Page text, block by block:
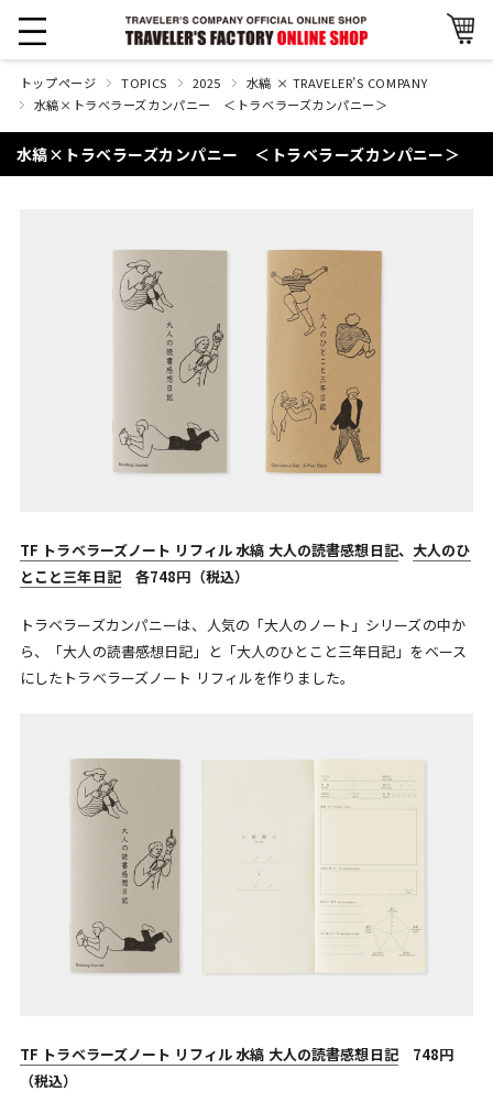
トップページ TOPICS 2025
水縞 × TRAVELER’S COMPANY
水縞×トラベラーズカンパニー ＜トラベラーズカンパニー＞
水縞×トラベラーズカンパニー ＜トラベラーズカンパニー＞
TF トラベラーズノート リフィル 水縞 大人の読書感想日記、 大人のひ
とこと三年日記各748円（税込）
トラベラーズカンパニーは、人気の「大人のノート」シリーズの中か
ら、「大人の読書感想日記」と「大人のひとこと三年日記」をベース
にしたトラベラーズノート リフィルを作りました。
TF トラベラーズノート リフィル 水縞 大人の読書感想日記748円
（税込）